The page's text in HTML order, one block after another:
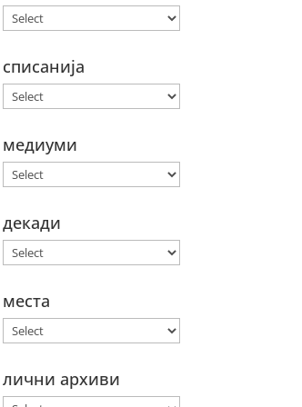
списанија
медиуми
декади
места
лични архиви